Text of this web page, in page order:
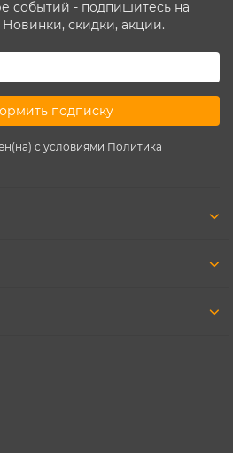
событий - подпишитесь на
скидки, акции.
подписку
с условиями Политика